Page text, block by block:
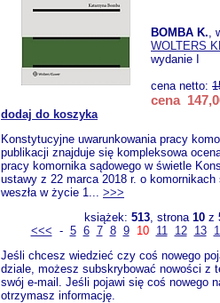
BOMBA K.,
WOLTERS
wydanie I
cena netto:
cena
dodaj do koszyka
Konstytucyjne uwarunkowania pracy
publikacji znajduje się kompleksowa
pracy komornika sądowego w świetle
ustawy z 22 marca 2018 r. o
weszła w życie 1... >>>
książek: 513, strona 10 z
<<< - 5 6 7 8 9 10 11 12 13
Jeśli chcesz wiedzieć czy coś nowego
dziale, możesz subskrybować nowości z
swój e-mail. Jeśli pojawi się coś nowego
otrzymasz informację.